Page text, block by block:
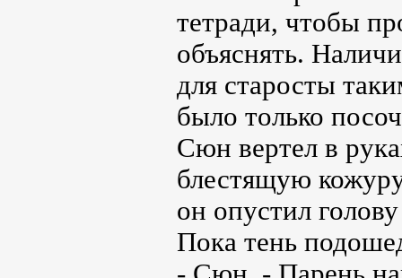
тетради, чтобы
объяснять.
для старосты
было только
Сюн вертел в
блестящую
он опустил
Пока тень